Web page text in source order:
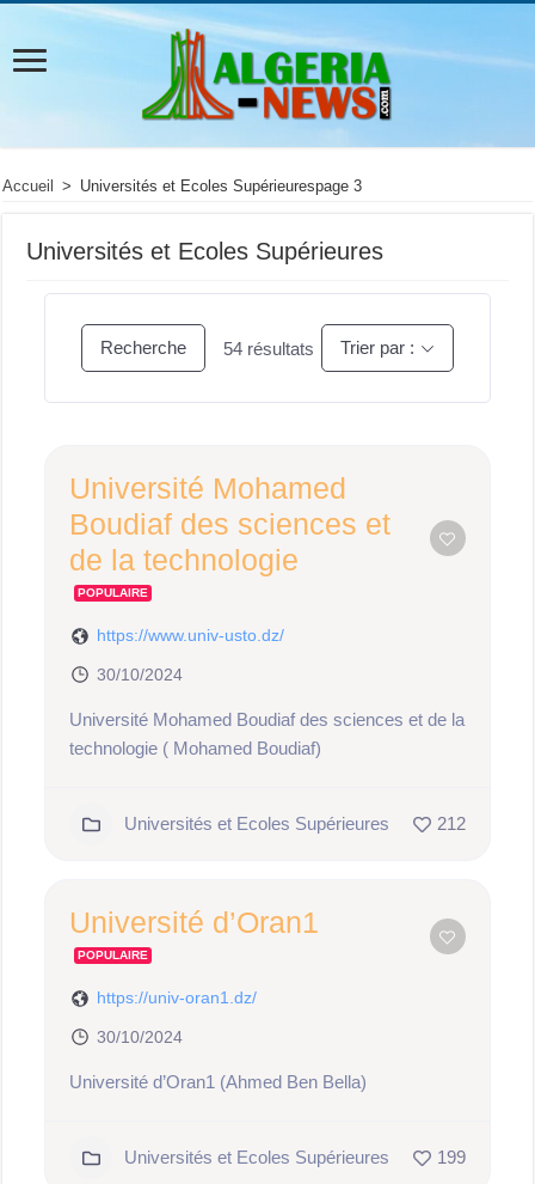
Accueil > Universités et Ecoles Supérieurespage 3
Universités et Ecoles Supérieures
Recherche 54 résultats Trier par :
Université Mohamed
Boudiaf des sciences et
de la technologie
POPULAIRE
https://www.univ-usto.dz/
30/10/2024
Université Mohamed Boudiaf des sciences et de la
technologie ( Mohamed Boudiaf)
Universités et Ecoles Supérieures 212
Université d’Oran1
POPULAIRE
https://univ-oran1.dz/
30/10/2024
Université d’Oran1 (Ahmed Ben Bella)
Universités et Ecoles Supérieures 199